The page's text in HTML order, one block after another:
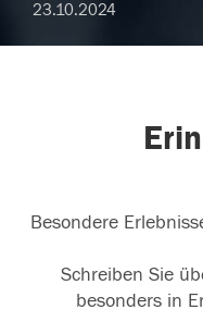
23.10.2024
Besondere
Schreiben Sie
besonders in